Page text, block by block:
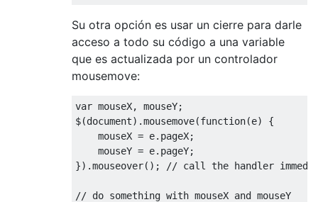
Su otra opción es usar un cierre para darle
acceso a todo su código a una variable
que es actualizada por un controlador
mousemove:
var mouseX, mouseY;
$(document).mousemove(function(e)
{
    mouseX
= e. pageX;
    mouseY
= e. pageY;
}).mouseover(); // call the handler
// do something with mouseX and mouseY